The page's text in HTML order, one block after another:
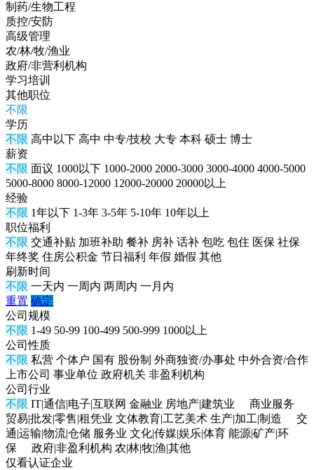
制药/生物工程
质控/安防
高级管理
农/林/牧/渔业
政府/非营利机构
学习培训
其他职位
不限
学历
不限 高中以下 高中 中专/技校 大专 本科 硕士 博士
薪资
不限 面议 1000以下 1000-2000 2000-3000 3000-4000 4000-5000
5000-8000 8000-12000 12000-20000 20000以上
经验
不限 1年以下 1-3年 3-5年 5-10年 10年以上
职位福利
不限 交通补贴 加班补助 餐补 房补 话补 包吃 包住 医保 社保
年终奖 住房公积金 节日福利 年假 婚假 其他
刷新时间
不限 一天内 一周内 两周内 一月内
重置 确定
公司规模
不限 1-49 50-99 100-499 500-999 1000以上
公司性质
不限 私营 个体户 国有 股份制 外商独资/办事处 中外合资/合作
上市公司 事业单位 政府机关 非盈利机构
公司行业
不限 IT|通信|电子|互联网 金融业 房地产|建筑业
商业服务
贸易|批发|零售|租凭业 文体教育|工艺美术 生产|加工|制造
交
通|运输|物流|仓储 服务业 文化|传媒|娱乐|体育 能源|矿产|环
保
政府|非盈利机构 农|林|牧|渔|其他
仅看认证企业